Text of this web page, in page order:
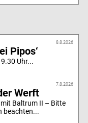
8.8.2026
Pipos‘
Uhr...
7.8.2026
Werft
Baltrum II – Bitte
beachten...